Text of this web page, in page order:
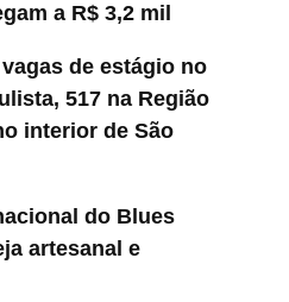
a R$ 3,2 mil
de estágio no
517 na Região
interior de São
do Blues
artesanal e